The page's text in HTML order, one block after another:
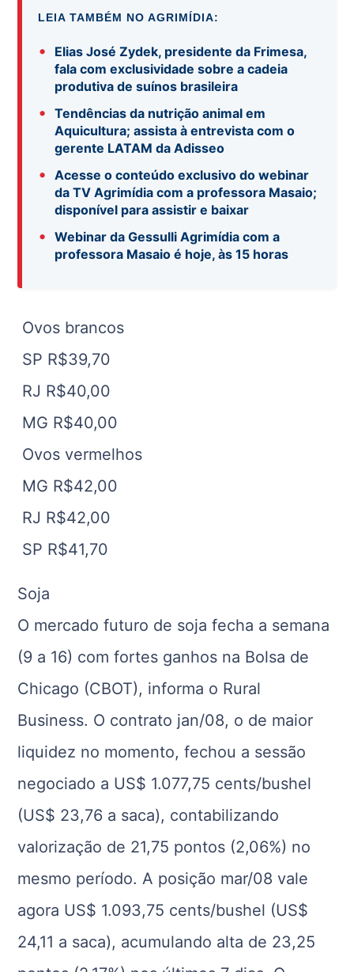
LEIA TAMBÉM NO AGRIMÍDIA:
•
Elias José Zydek, presidente da Frimesa,
fala com exclusividade sobre a cadeia
produtiva de suínos brasileira
•
Tendências da nutrição animal em
Aquicultura; assista à entrevista com o
gerente LATAM da Adisseo
•
Acesse o conteúdo exclusivo do webinar
da TV Agrimídia com a professora Masaio;
disponível para assistir e baixar
•
Webinar da Gessulli Agrimídia com a
professora Masaio é hoje, às 15 horas
Ovos brancos
SP R$39,70
RJ R$40,00
MG R$40,00
Ovos vermelhos
MG R$42,00
RJ R$42,00
SP R$41,70
Soja
O mercado futuro de soja fecha a semana
(9 a 16) com fortes ganhos na Bolsa de
Chicago (CBOT), informa o Rural
Business. O contrato jan/08, o de maior
liquidez no momento, fechou a sessão
negociado a US$ 1.077,75 cents/bushel
(US$ 23,76 a saca), contabilizando
valorização de 21,75 pontos (2,06%) no
mesmo período. A posição mar/08 vale
agora US$ 1.093,75 cents/bushel (US$
24,11 a saca), acumulando alta de 23,25